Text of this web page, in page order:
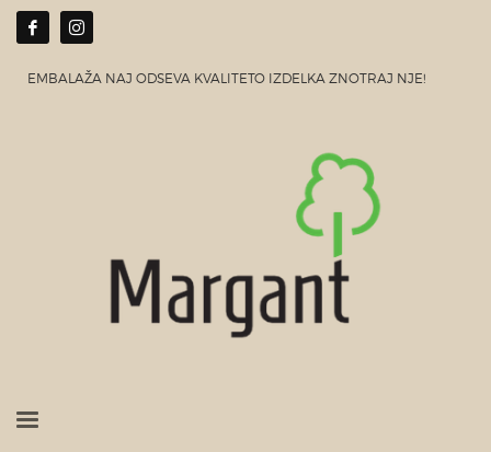
EMBALAŽA NAJ ODSEVA KVALITETO IZDELKA ZNOTRAJ NJE!